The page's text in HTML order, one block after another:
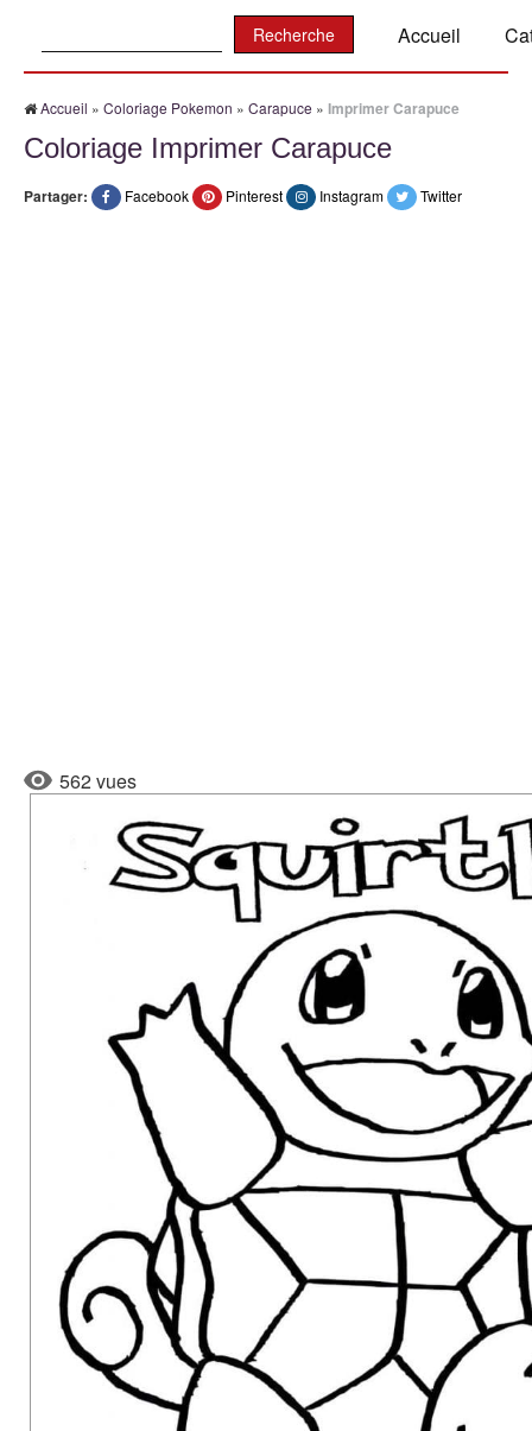
Accueil
Accueil » Coloriage Pokemon » Carapuce » Imprimer Carapuce
Coloriage Imprimer Carapuce
Partager: Facebook Pinterest Instagram Twitter
562 vues